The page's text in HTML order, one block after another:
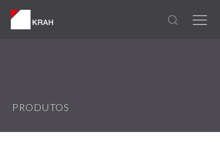
PRODUTOS